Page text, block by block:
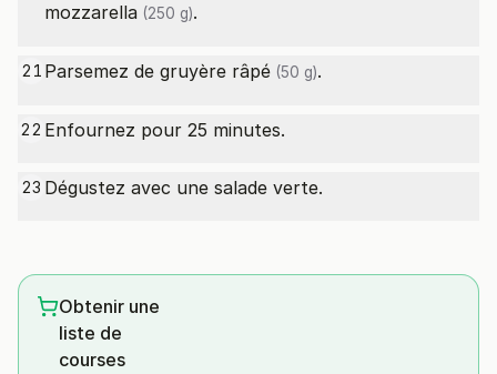
mozzarella (250 g).
21 Parsemez de gruyère râpé (50 g).
22 Enfournez pour 25 minutes.
23 Dégustez avec une salade verte.
Obtenir une
liste de
courses